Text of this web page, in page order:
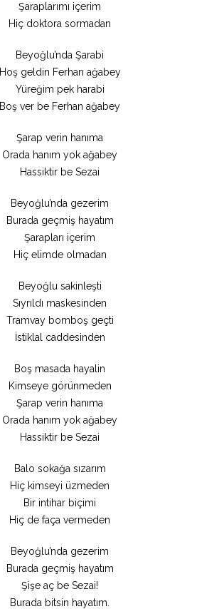
Şaraplarımı içerim
Hiç doktora sormadan
Beyoğlu’nda Şarabi
Hoş geldin Ferhan ağabey
Yüreğim pek harabi
Boş ver be Ferhan ağabey
Şarap verin hanıma
Orada hanım yok ağabey
Hassiktir be Sezai
Beyoğlu’nda gezerim
Burada geçmiş hayatım
Şarapları içerim
Hiç elimde olmadan
Beyoğlu sakinleşti
Sıyrıldı maskesinden
Tramvay bomboş geçti
İstiklal caddesinden
Boş masada hayalin
Kimseye görünmeden
Şarap verin hanıma
Orada hanım yok ağabey
Hassiktir be Sezai
Balo sokağa sızarım
Hiç kimseyi üzmeden
Bir intihar biçimi
Hiç de faça vermeden
Beyoğlu’nda gezerim
Burada geçmiş hayatım
Şişe aç be Sezai!
Burada bitsin hayatım.